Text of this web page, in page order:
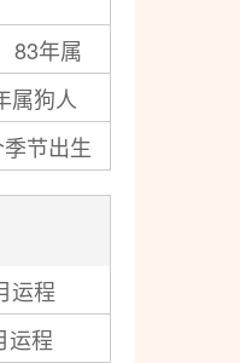
83年属
属狗人
节出生
运程
运程